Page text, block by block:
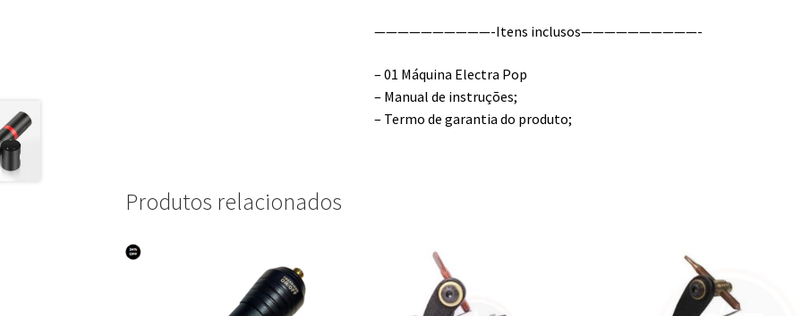
——————————-Itens inclusos——————————-
– 01 Máquina Electra Pop
– Manual de instruções;
– Termo de garantia do produto;
Produtos relacionados